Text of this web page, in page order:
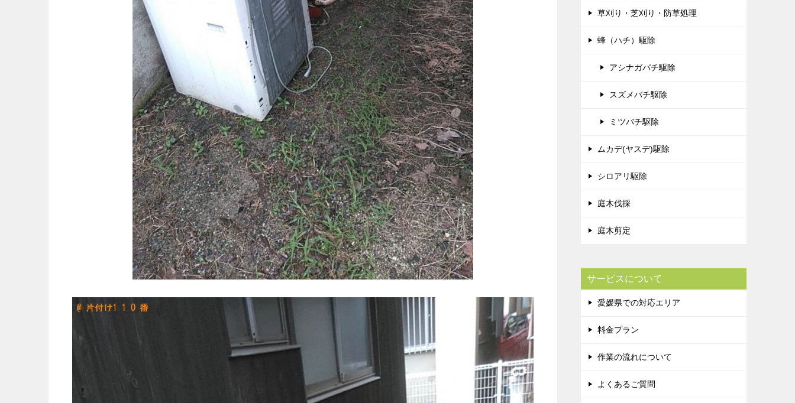
草刈り・芝刈り・防草処理
蜂（ハチ）駆除
アシナガバチ駆除
スズメバチ駆除
ミツバチ駆除
ムカデ(ヤスデ)駆除
シロアリ駆除
庭木伐採
庭木剪定
サービスについて
愛媛県での対応エリア
料金プラン
作業の流れについて
よくあるご質問